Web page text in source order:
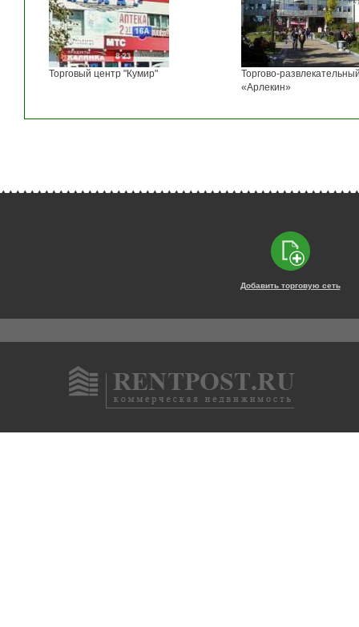
Торговый центр "Кумир"
Торгово-
«Арлекин»
Добавить торговую сеть